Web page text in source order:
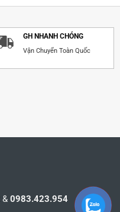
GH NHANH CHÓNG
Vận Chuyển Toàn Quốc
& 0983.423.954